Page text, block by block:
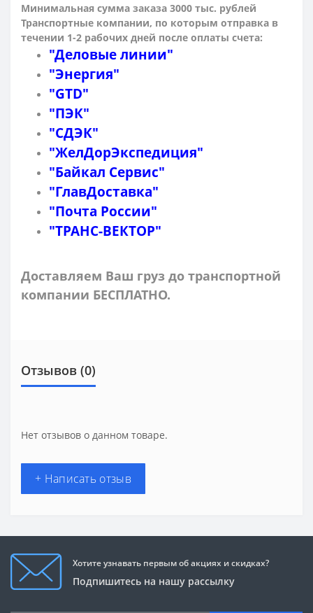
Минимальная сумма заказа 3000 тыс. рублей
Транспортные компании, по которым отправка в
течении 1-2 рабочих дней после оплаты счета:
"Деловые линии"
"Энергия"
"GTD"
"ПЭК"
"СДЭК"
"ЖелДорЭкспедиция"
"Байкал Сервис"
"ГлавДоставка"
"Почта России"
"ТРАНС-ВЕКТОР"
Доставляем Ваш груз до транспортной
компании БЕСПЛАТНО.
Отзывов (0)
Нет отзывов о данном товаре.
+ Написать отзыв
Хотите узнавать первым об акциях и скидках?
Подпишитесь на нашу рассылку